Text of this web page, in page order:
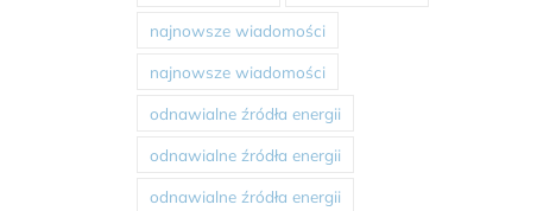
najnowsze wiadomości
najnowsze wiadomości
odnawialne źródła energii
odnawialne źródła energii
odnawialne źródła energii